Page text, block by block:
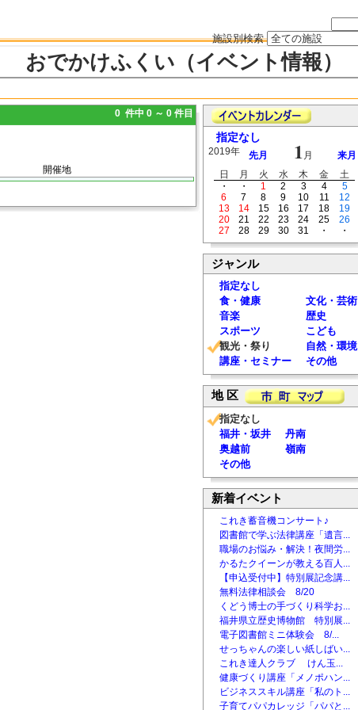
施設別検索
おでかけふくい（イベント情報）
0 件中 0 ～ 0 件目
開催地
指定なし
2019年 先月 1 月
来月
日
月 火 水 木 金
土
・
・ 1 2 3 4
5
6
7 8 9 10 11
12
13
14 15 16 17 18
19
20
21 22 23 24 25
26
27
28 29 30 31 ・ ・
ジャンル
指定なし
食・健康
文化・芸術
音楽
歴史
スポーツ
こども
観光・祭り
自然・環境
講座・セミナー
その他
地 区
指定なし
福井・坂井
丹南
奥越前
嶺南
その他
新着イベント
これき蓄音機コンサート♪
図書館で学ぶ法律講座「遺言...
職場のお悩み・解決！夜間労...
かるたクイーンが教える百人...
【申込受付中】特別展記念講...
無料法律相談会 8/20
くどう博士の手づくり科学お...
福井県立歴史博物館 特別展...
電子図書館ミニ体験会 8/...
せっちゃんの楽しい紙しばい...
これき達人クラブ けん玉...
健康づくり講座「メノポハン...
ビジネススキル講座「私のト...
子育てパパカレッジ「パパと...